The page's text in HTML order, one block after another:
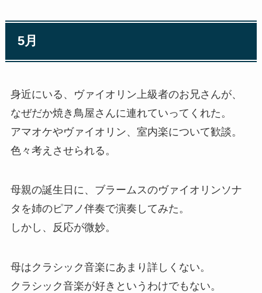
5月
身近にいる、ヴァイオリン上級者のお兄さんが、
なぜだか焼き鳥屋さんに連れていってくれた。
アマオケやヴァイオリン、室内楽について歓談。
色々考えさせられる。
母親の誕生日に、ブラームスのヴァイオリンソナ
タを姉のピアノ伴奏で演奏してみた。
しかし、反応が微妙。
母はクラシック音楽にあまり詳しくない。
クラシック音楽が好きというわけでもない。